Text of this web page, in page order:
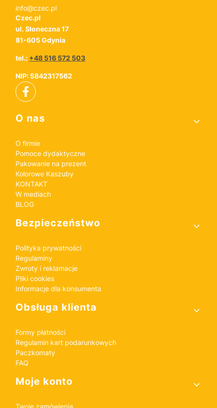
info@czec.pl
Czec.pl
ul. Słoneczna 17
81-605 Gdynia
tel.: +48 516 572 503
NIP: 5842317562
Linki w stopce
O nas
O firmie
Pomoce dydaktyczne
Pakowanie na prezent
Kolorowe Kaszuby
KONTAKT
W mediach
BLOG
Bezpieczeństwo
Polityka prywatności
Regulaminy
Zwroty i reklamacje
Pliki cookies
Informacje dla konsumenta
Obsługa klienta
Formy płatności
Regulamin kart podarunkowych
Paczkomaty
FAQ
Moje konto
Twoje zamówienia